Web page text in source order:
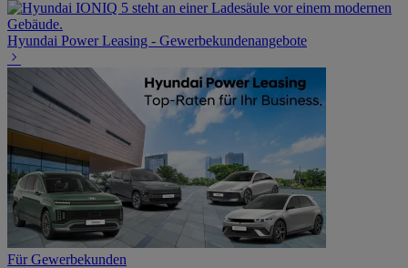
Hyundai Power Leasing - Gewerbekundenangebote
Für Gewerbekunden